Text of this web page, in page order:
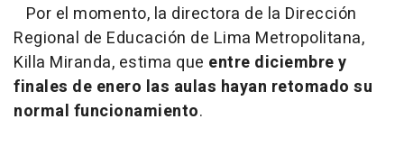
Por el momento, la directora de la Dirección
Regional de Educación de Lima Metropolitana,
Killa Miranda, estima que entre diciembre y
finales de enero las aulas hayan retomado su
normal funcionamiento.